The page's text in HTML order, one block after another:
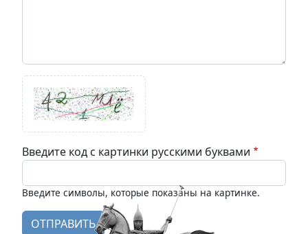
Введите код с картинки русскими буквами
Введите символы, которые показаны на картинке.